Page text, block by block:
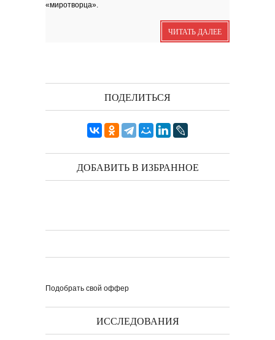
Исповедь 3.
ОСЕННЕЕ СОЛО
Дорогие друзья! В 2018 году
исполняется 95 лет...
КЛАУЗУРА
Видео о рубриках и авторах Выпуска №
«миротворца».
ЧИТАТЬ ДАЛЕЕ
ПОДЕЛИТЬСЯ
ДОБАВИТЬ В ИЗБРАННОЕ
Подобрать свой оффер
ИССЛЕДОВАНИЯ